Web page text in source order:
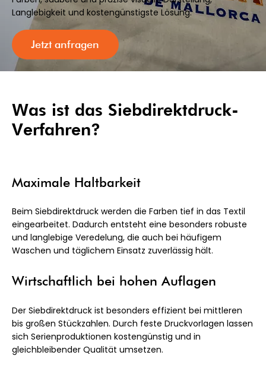
Langlebigkeit und kostengünstigste Lösung.
Jetzt anfragen
Was ist das Siebdirektdruck-
Verfahren?​
Maximale Haltbarkeit
Beim Siebdirektdruck werden die Farben tief in das Textil
eingearbeitet. Dadurch entsteht eine besonders robuste
und langlebige Veredelung, die auch bei häufigem
Waschen und täglichem Einsatz zuverlässig hält.
Wirtschaftlich bei hohen Auflagen
Der Siebdirektdruck ist besonders effizient bei mittleren
bis großen Stückzahlen. Durch feste Druckvorlagen lassen
sich Serienproduktionen kostengünstig und in
gleichbleibender Qualität umsetzen.